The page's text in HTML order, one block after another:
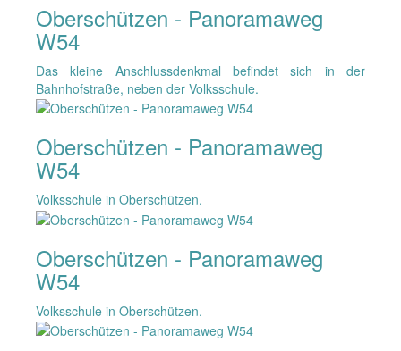
Oberschützen - Panoramaweg
W54
Das kleine Anschlussdenkmal befindet sich in der
Bahnhofstraße, neben der Volksschule.
Oberschützen - Panoramaweg
W54
Volksschule in Oberschützen.
Oberschützen - Panoramaweg
W54
Volksschule in Oberschützen.